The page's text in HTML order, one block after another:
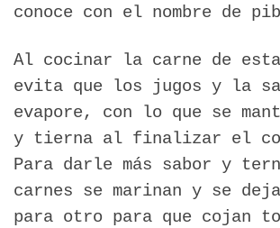
conoce con el nombre de
Al cocinar la carne de
evita que los jugos y la
evapore, con lo que se
y tierna al finalizar el
Para darle más sabor y
carnes se marinan y se
para otro para que cojan